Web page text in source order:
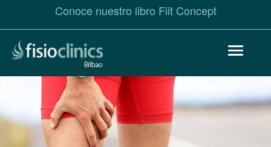
Pasar
contenido
Conoce nuestro libro Fiit Concept
Toggle